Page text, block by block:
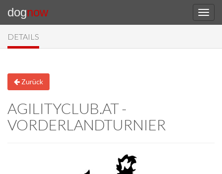
dognow
DETAILS
Zurück
AGILITYCLUB.AT -
VORDERLANDTURNIER